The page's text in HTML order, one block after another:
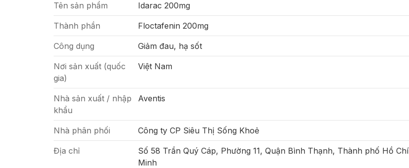
Tên sản phẩm Idarac 200mg
Thành phần Floctafenin 200mg
Công dụng Giảm đau, hạ sốt
Nơi sản xuất (quốc
gia)
Việt Nam
Nhà sản xuất / nhập
khẩu
Aventis
Nhà phân phối Công ty CP Siêu Thị Sống Khoẻ
Địa chỉ
Số 58 Trần Quý Cáp, Phường 11, Quận Bình Thạnh, Thành phố Hồ Chí
Minh